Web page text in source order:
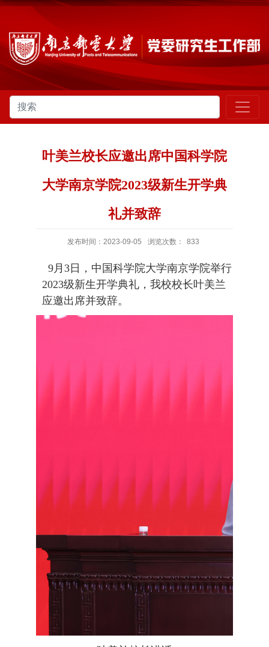
叶美兰校长应邀出席中国科学院
大学南京学院2023级新生开学典
礼并致辞
发布时间：2023-09-05 浏览次数： 833
9月3日，中国科学院大学南京学院举行
2023级新生开学典礼，我校校长叶美兰
应邀出席并致辞。